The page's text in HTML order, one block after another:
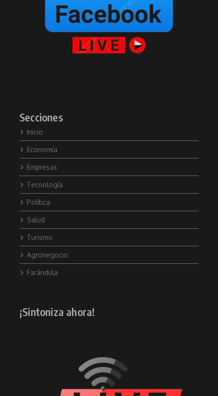
Secciones
Inicio
Economía
Empresas
Tecnología
Política
Salud
Turismo
Agronegocio
Farándula
¡Sintoniza ahora!